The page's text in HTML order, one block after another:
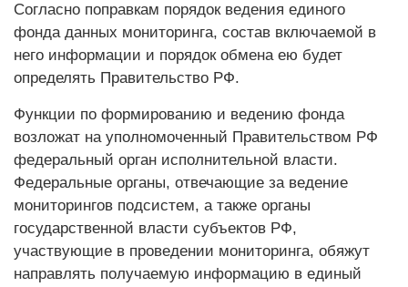
Согласно поправкам порядок ведения единого
фонда данных мониторинга, состав включаемой в
него информации и порядок обмена ею будет
определять Правительство РФ.
Функции по формированию и ведению фонда
возложат на уполномоченный Правительством РФ
федеральный орган исполнительной власти.
Федеральные органы, отвечающие за ведение
мониторингов подсистем, а также органы
государственной власти субъектов РФ,
участвующие в проведении мониторинга, обяжут
направлять получаемую информацию в единый